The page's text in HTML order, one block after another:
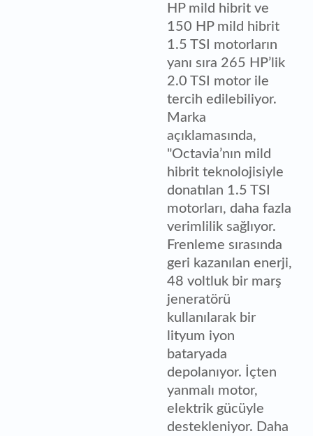
HP mild hibrit ve
150 HP mild hibrit
1.5 TSI motorların
yanı sıra 265 HP’lik
2.0 TSI motor ile
tercih edilebiliyor.
Marka
açıklamasında,
"Octavia’nın mild
hibrit teknolojisiyle
donatılan 1.5 TSI
motorları, daha fazla
verimlilik sağlıyor.
Frenleme sırasında
geri kazanılan enerji,
48 voltluk bir marş
jeneratörü
kullanılarak bir
lityum iyon
bataryada
depolanıyor. İçten
yanmalı motor,
elektrik gücüyle
destekleniyor. Daha